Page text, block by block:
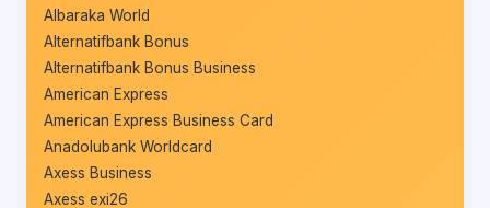
Albaraka World
Alternatifbank Bonus
Alternatifbank Bonus Business
American Express
American Express Business Card
Anadolubank Worldcard
Axess Business
Axess exi26